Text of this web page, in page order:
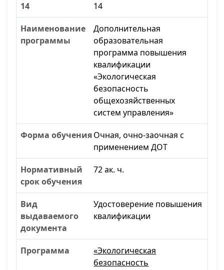
14
Дополнительная
образовательная
программа повышения
квалификации
«Экологическая
безопасность
общехозяйственных
систем управления»
Очная, очно-заочная с
применением ДОТ
72 ак. ч.
Удостоверение повышения
квалификации
«Экологическая
безопасность